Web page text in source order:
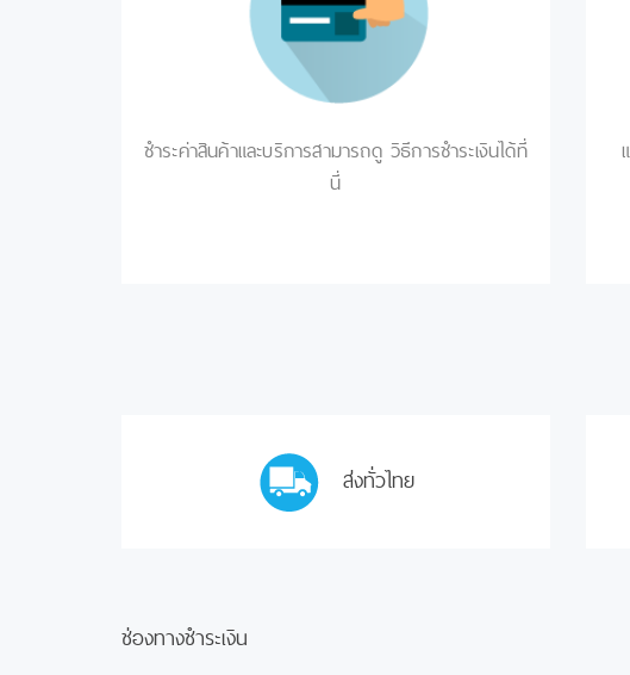
ชำระค่าสินค้าและบริการสามารถดู วิธีการชำระเงินได้ที่
นี่
ส่งทั่วไทย
ช่องทางชำระเงิน